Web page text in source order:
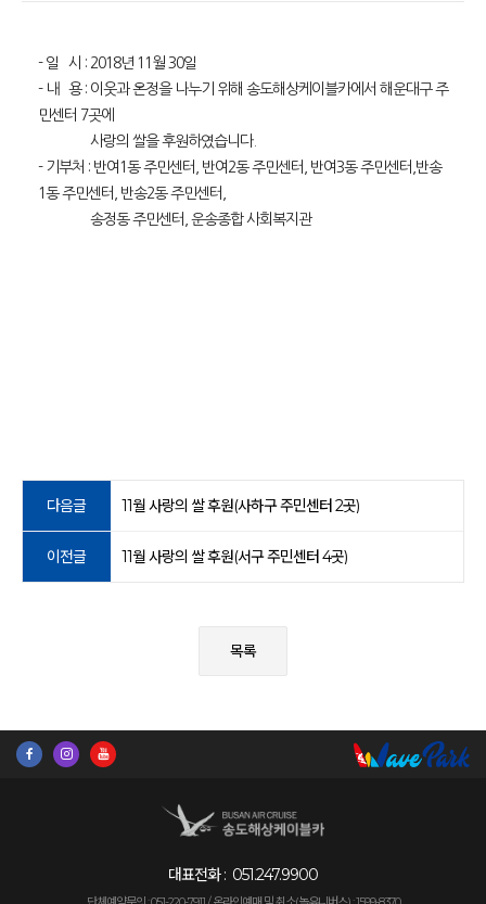
- 일 시 : 2018년 11월 30일
- 내 용 : 이웃과 온정을 나누기 위해 송도해상케이블카에서 해운대구 주
민센터 7곳에
사랑의 쌀을 후원하였습니다.
- 기부처 : 반여1동 주민센터, 반여2동 주민센터, 반여3동 주민센터,반송
1동 주민센터, 반송2동 주민센터,
송정동 주민센터, 운송종합 사회복지관
다음글 11월 사랑의 쌀 후원(사하구 주민센터 2곳)
이전글 11월 사랑의 쌀 후원(서구 주민센터 4곳)
목록
대표전화 : 051.247.9900